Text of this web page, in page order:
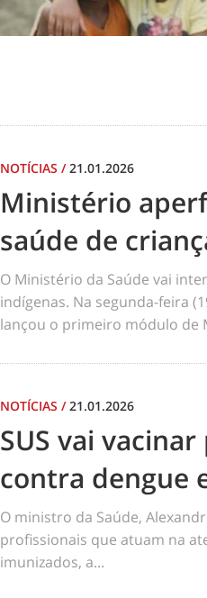
NOTÍCIAS /21.01.2026
Ministério
saúde de
O Ministério da Saúde vai
indígenas. Na segunda-feira
lançou o primeiro módulo de
NOTÍCIAS /21.01.2026
SUS vai
contra dengue
O ministro da Saúde,
profissionais que atuam na
imunizados, a...